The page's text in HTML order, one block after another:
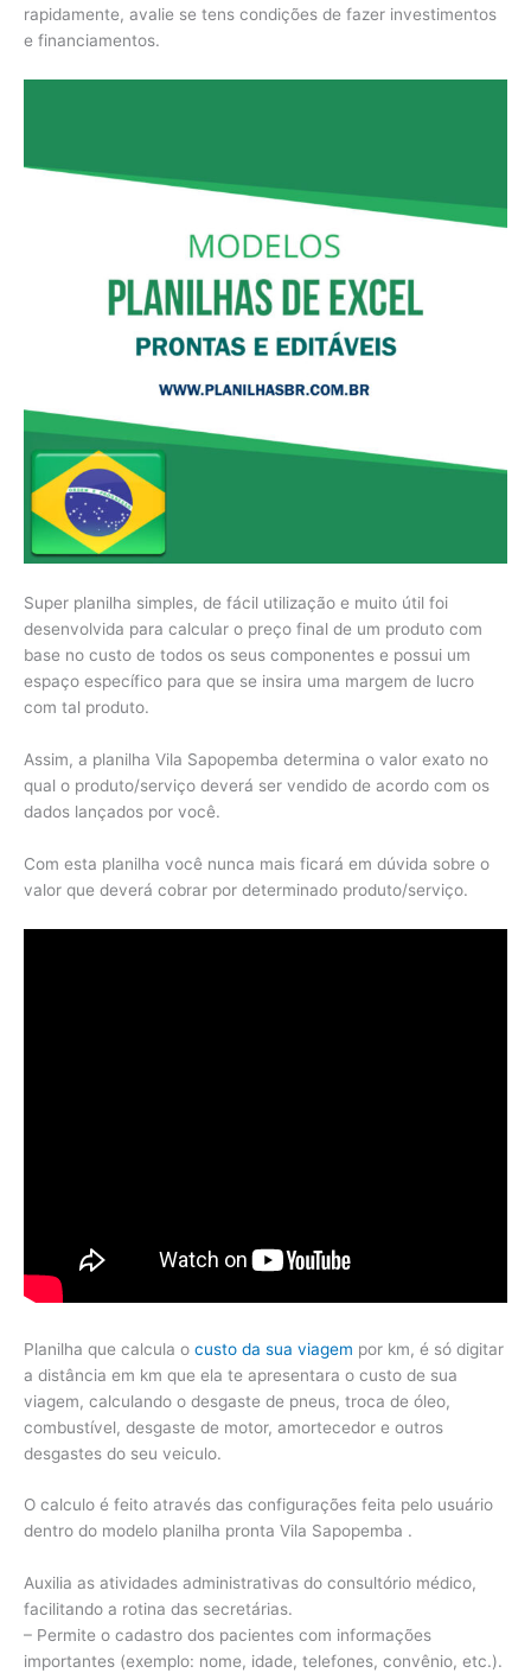
rapidamente, avalie se tens condições de fazer investimentos
e financiamentos.
Super planilha simples, de fácil utilização e muito útil foi
desenvolvida para calcular o preço final de um produto com
base no custo de todos os seus componentes e possui um
espaço específico para que se insira uma margem de lucro
com tal produto.
Assim, a planilha Vila Sapopemba determina o valor exato no
qual o produto/serviço deverá ser vendido de acordo com os
dados lançados por você.
Com esta planilha você nunca mais ficará em dúvida sobre o
valor que deverá cobrar por determinado produto/serviço.
Planilha que calcula o custo da sua viagem por km, é só digitar
a distância em km que ela te apresentara o custo de sua
viagem, calculando o desgaste de pneus, troca de óleo,
combustível, desgaste de motor, amortecedor e outros
desgastes do seu veiculo.
O calculo é feito através das configurações feita pelo usuário
dentro do modelo planilha pronta Vila Sapopemba .
Auxilia as atividades administrativas do consultório médico,
facilitando a rotina das secretárias.
– Permite o cadastro dos pacientes com informações
importantes (exemplo: nome, idade, telefones, convênio, etc.).